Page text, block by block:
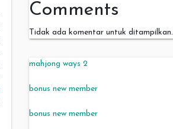
Comments
Tidak ada komentar untuk ditampilkan.
mahjong ways 2
bonus new member
bonus new member